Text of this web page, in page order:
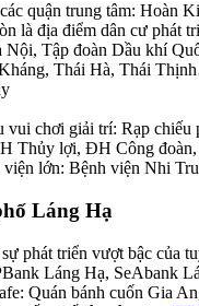
quận trung tâm:
là địa điểm dân cư
Tập đoàn Dầu khí
Thái Hà, Thái
vui chơi giải trí: Rạp
Thủy lợi, ĐH Công
viện lớn: Bệnh viện Nhi
Láng Hạ
phát triển vượt bậc của
Láng Hạ, SeAbank
Quán bánh cuốn Gia